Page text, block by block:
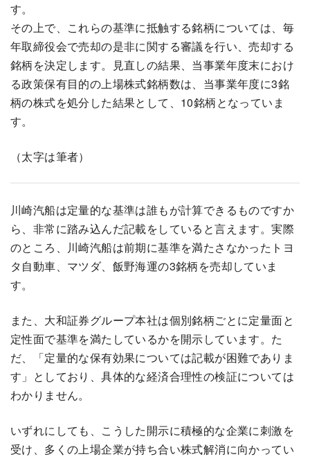
す。
その上で、これらの基準に抵触する銘柄については、毎
年取締役会で売却の是非に関する審議を行い、売却する
銘柄を決定します。見直しの結果、当事業年度末におけ
る政策保有目的の上場株式銘柄数は、当事業年度に3銘
柄の株式を処分した結果として、10銘柄となっていま
す。
（太字は筆者）
川崎汽船は定量的な基準は誰もが計算できるものですか
ら、非常に踏み込んだ記載をしていると言えます。実際
のところ、川崎汽船は前期に基準を満たさなかったトヨ
タ自動車、マツダ、飯野海運の3銘柄を売却していま
す。
また、大和証券グループ本社は個別銘柄ごとに定量面と
定性面で基準を満たしているかを開示しています。た
だ、「定量的な保有効果については記載が困難でありま
す」としており、具体的な経済合理性の検証については
わかりません。
いずれにしても、こうした開示に積極的な企業に刺激を
受け、多くの上場企業が持ち合い株式解消に向かってい